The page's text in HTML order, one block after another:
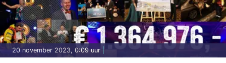
20 november 2023, 0:09 uur